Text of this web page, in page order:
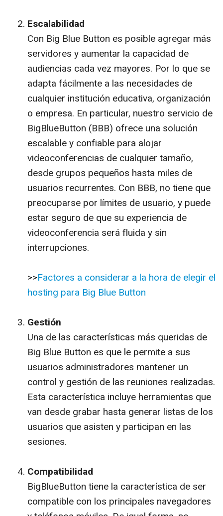
Escalabilidad
Con Big Blue Button es posible agregar más
servidores y aumentar la capacidad de
audiencias cada vez mayores. Por lo que se
adapta fácilmente a las necesidades de
cualquier institución educativa, organización
o empresa. En particular, nuestro servicio de
BigBlueButton (BBB) ofrece una solución
escalable y confiable para alojar
videoconferencias de cualquier tamaño,
desde grupos pequeños hasta miles de
usuarios recurrentes. Con BBB, no tiene que
preocuparse por límites de usuario, y puede
estar seguro de que su experiencia de
videoconferencia será fluida y sin
interrupciones.
>>Factores a considerar a la hora de elegir el
hosting para Big Blue Button
Gestión
Una de las características más queridas de
Big Blue Button es que le permite a sus
usuarios administradores mantener un
control y gestión de las reuniones realizadas.
Esta característica incluye herramientas que
van desde grabar hasta generar listas de los
usuarios que asisten y participan en las
sesiones.
Compatibilidad
BigBlueButton tiene la característica de ser
compatible con los principales navegadores